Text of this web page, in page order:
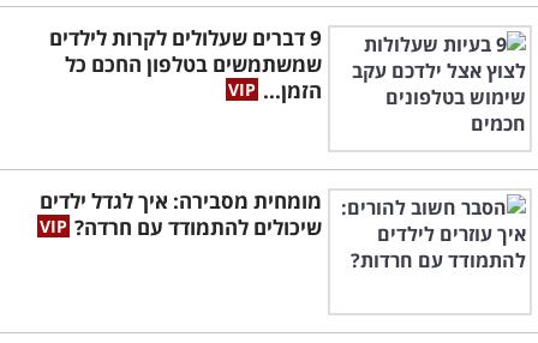
9 דברים שעלולים לקרות לילדים
שמשתמשים בטלפון החכם כל
הזמן...
מומחית מסבירה: איך לגדל ילדים
שיכולים להתמודד עם חרדה?